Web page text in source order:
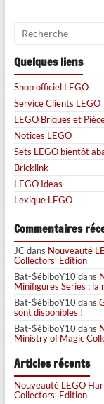
Quelques liens
Shop officiel LEGO
Service Clients LEGO
LEGO Briques et
Notices LEGO
Sets LEGO bientôt
Bricklink
LEGO Ideas
Lexique LEGO
Commentaires
JCdans Nouveauté
Collectors’ Edition
Bat-$ébiboY10dans
Minifigures Series : la
Bat-$ébiboY10dans
sont disponibles !
Bat-$ébiboY10dans
Ministry of Magic
Articles récents
Nouveauté LEGO
Collectors’ Edition